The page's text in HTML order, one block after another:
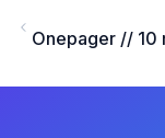
Onepager // 10